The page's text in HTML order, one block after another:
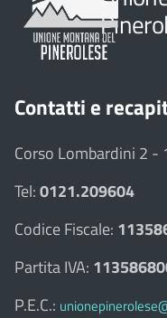
Contatti e
Corso Lombardini 2 -
Tel:0121.209604
Codice Fiscale:
Partita IVA:
P.E.C.: